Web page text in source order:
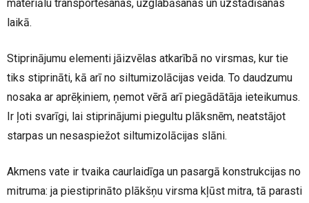
materiālu transportēšanas, uzglabāšanas un uzstādīšanas
laikā.
Stiprinājumu elementi jāizvēlas atkarībā no virsmas, kur tie
tiks stiprināti, kā arī no siltumizolācijas veida. To daudzumu
nosaka ar aprēķiniem, ņemot vērā arī piegādātāja ieteikumus.
Ir ļoti svarīgi, lai stiprinājumi piegultu plāksnēm, neatstājot
starpas un nesaspiežot siltumizolācijas slāni.
Akmens vate ir tvaika caurlaidīga un pasargā konstrukcijas no
mitruma: ja piestiprināto plākšņu virsma kļūst mitra, tā parasti